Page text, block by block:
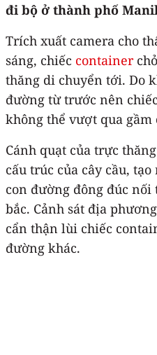
đi bộ ở thành phố
Trích xuất camera cho
sáng, chiếc container
thăng di chuyển tới. Do
đường từ trước nên
không thể vượt qua gầm
Cánh quạt của trực
cấu trúc của cây cầu,
con đường đông đúc
bắc. Cảnh sát địa
cẩn thận lùi chiếc
đường khác.